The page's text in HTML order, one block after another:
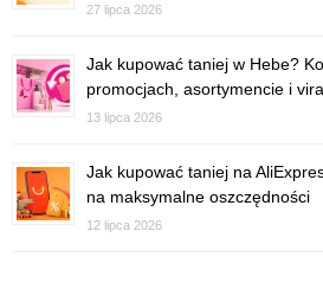
27 lipca 2026
Jak kupować taniej w Hebe?
promocjach, asortymencie i
13 lipca 2026
Jak kupować taniej na
na maksymalne oszczędności
12 lipca 2026